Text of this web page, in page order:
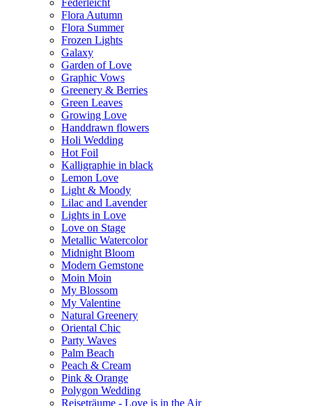
Federleicht
Flora Autumn
Flora Summer
Frozen Lights
Galaxy
Garden of Love
Graphic Vows
Greenery & Berries
Green Leaves
Growing Love
Handdrawn flowers
Holi Wedding
Hot Foil
Kalligraphie in black
Lemon Love
Light & Moody
Lilac and Lavender
Lights in Love
Love on Stage
Metallic Watercolor
Midnight Bloom
Modern Gemstone
Moin Moin
My Blossom
My Valentine
Natural Greenery
Oriental Chic
Party Waves
Palm Beach
Peach & Cream
Pink & Orange
Polygon Wedding
Reiseträume - Love is in the Air